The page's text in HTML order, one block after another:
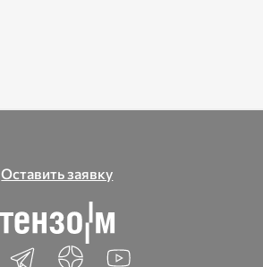
Оставить заявку